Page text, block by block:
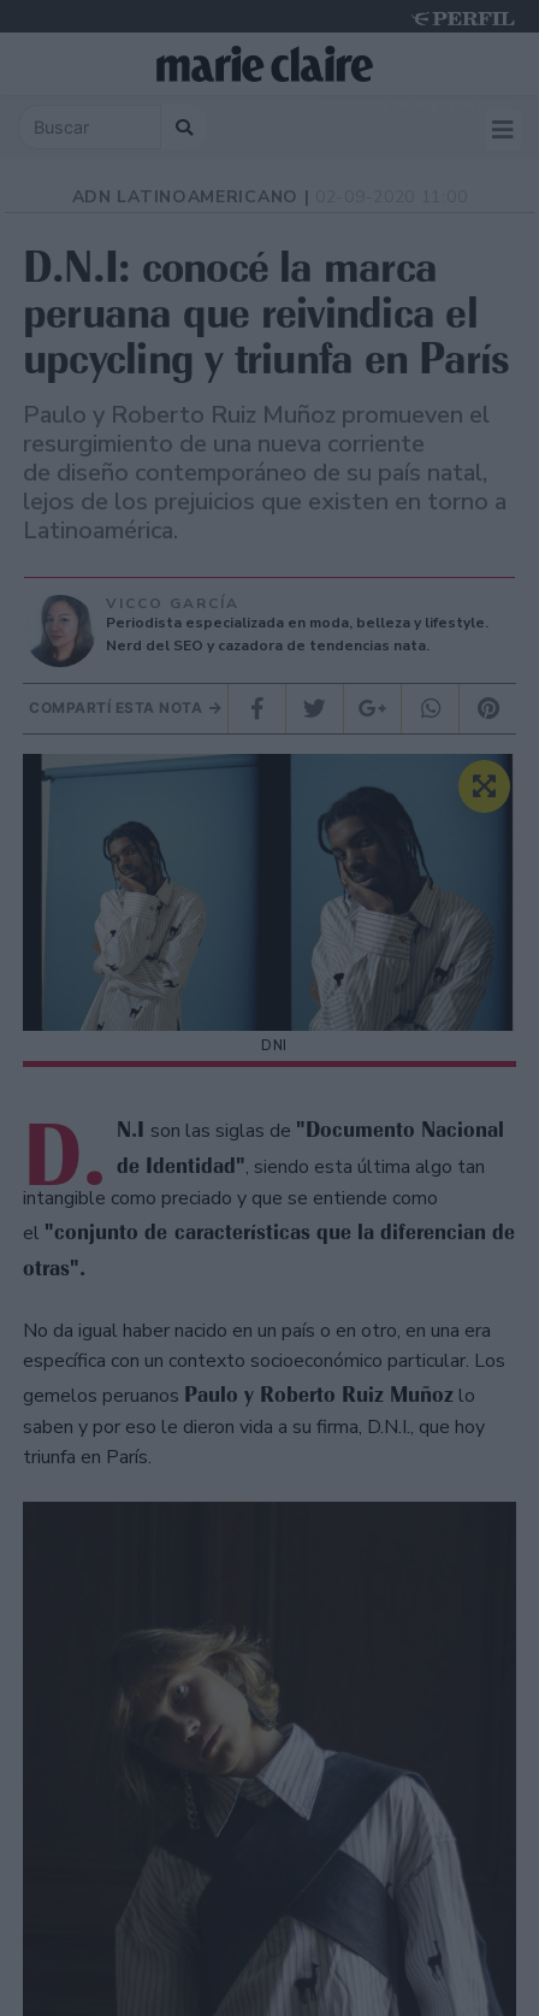
ADN LATINOAMERICANO |
D.N.I: conocé la marca
peruana que reivindica el
upcycling y triunfa en París
Paulo y Roberto Ruiz Muñoz promueven el
resurgimiento de una nueva corriente
de diseño contemporáneo de su país natal,
lejos de los prejuicios que existen en torno a
Latinoamérica.
VICCO GARCÍA
Periodista especializada en moda, belleza y lifestyle.
Nerd del SEO y cazadora de tendencias nata.
COMPARTÍ ESTA NOTA
DNI
D. N.I son las siglas de "Documento Nacional
de Identidad", siendo esta última algo tan
intangible como preciado y que se entiende como
el "conjunto de características que la diferencian de
otras".
No da igual haber nacido en un país o en otro, en una era
específica con un contexto socioeconómico particular. Los
gemelos peruanos Paulo y Roberto Ruiz Muñoz lo
saben y por eso le dieron vida a su firma, D.N.I., que hoy
triunfa en París.